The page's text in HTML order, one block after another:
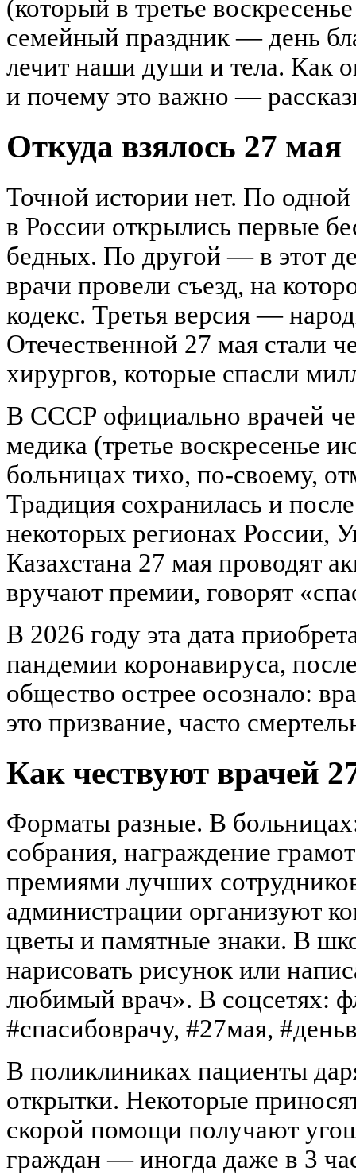
(который в третье
семейный праздник — день
лечит наши души и тела. Как
и почему это важно —
Откуда взялось 27 мая
Точной истории нет. По
в России открылись первые
бедных. По другой — в этот
врачи провели съезд, на
кодекс. Третья версия —
Отечественной 27 мая стали
хирургов, которые спасли
В СССР официально врачей
медика (третье воскресенье
больницах тихо, по-своему,
Традиция сохранилась и
некоторых регионах России,
Казахстана 27 мая проводят
вручают премии, говорят
В 2026 году эта дата
пандемии коронавируса,
общество острее осознало:
это призвание, часто
Как чествуют врачей
Форматы разные. В
собрания, награждение
премиями лучших
администрации организуют
цветы и памятные знаки. В
нарисовать рисунок или
любимый врач». В соцсетях:
#спасибоврачу, #27мая,
В поликлиниках пациенты
открытки. Некоторые
скорой помощи получают
граждан — иногда даже в 3